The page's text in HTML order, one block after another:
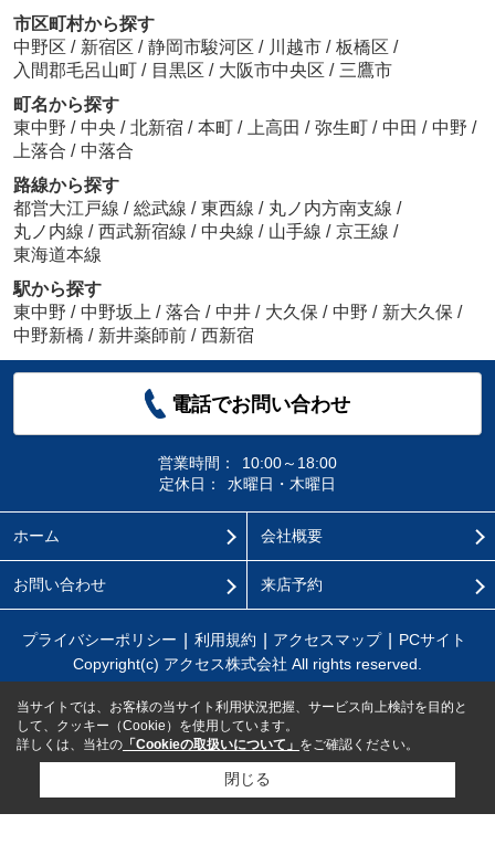
市区町村から探す
中野区 / 新宿区 / 静岡市駿河区 / 川越市 / 板橋区 /
入間郡毛呂山町 / 目黒区 / 大阪市中央区 / 三鷹市
町名から探す
東中野 / 中央 / 北新宿 / 本町 / 上高田 / 弥生町 / 中田 / 中野 /
上落合 / 中落合
路線から探す
都営大江戸線 / 総武線 / 東西線 / 丸ノ内方南支線 /
丸ノ内線 / 西武新宿線 / 中央線 / 山手線 / 京王線 /
東海道本線
駅から探す
東中野 / 中野坂上 / 落合 / 中井 / 大久保 / 中野 / 新大久保 /
中野新橋 / 新井薬師前 / 西新宿
電話でお問い合わせ
営業時間：
10:00～18:00
定休日：
水曜日・木曜日
ホーム 会社概要
お問い合わせ 来店予約
プライバシーポリシー 利用規約 アクセスマップ
PCサイト
Copyright(c) アクセス株式会社 All rights reserved.
当サイトでは、お客様の当サイト利用状況把握、サービス向上検討を目的と
して、クッキー（Cookie）を使用しています。
詳しくは、当社の 「Cookieの取扱いについて」 をご確認ください。
閉じる